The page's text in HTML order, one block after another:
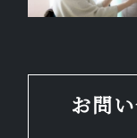
お問